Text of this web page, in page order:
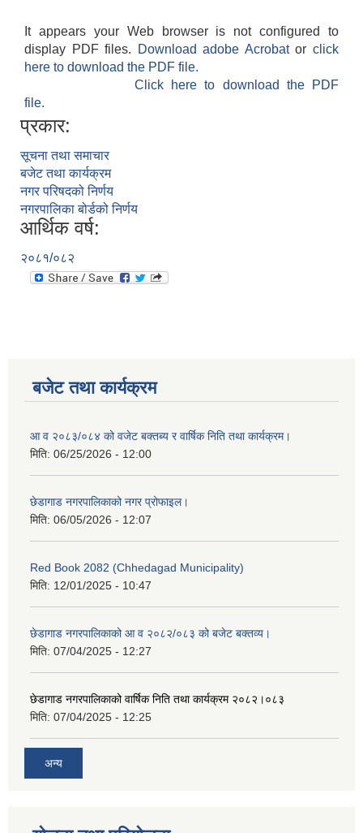
It appears your Web browser is not configured to
display PDF files.
Download adobe Acrobatorclick
here to download the PDF file.
Click here to download the PDF
file.
प्रकार:
सूचना तथा समाचार
बजेट तथा कार्यक्रम
नगर परिषदको निर्णय
नगरपालिका बोर्डको निर्णय
आर्थिक वर्ष:
२०८१/०८२
बजेट तथा कार्यक्रम
आ व २०८३/०८४ को वजेट बक्तब्य र वार्षिक निति तथा कार्यक्रम।
मिति: 06/25/2026 - 12:00
छेडागाड नगरपालिकाको नगर प्रोफाइल।
मिति: 06/05/2026 - 12:07
Red Book 2082 (Chhedagad Municipality)
मिति: 12/01/2025 - 10:47
छेडागाड नगरपालिकाको आ व २०८२/०८३ को बजेट बक्तव्य।
मिति: 07/04/2025 - 12:27
छेडागाड नगरपालिकाको वार्षिक निति तथा कार्यक्रम २०८२।०८३
मिति: 07/04/2025 - 12:25
अन्य